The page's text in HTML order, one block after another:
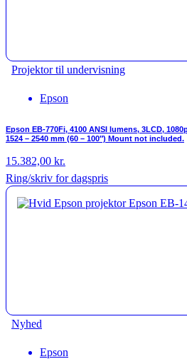
Projektor til undervisning
Epson
Epson EB-770Fi, 4100 ANSI lumens, 3LCD,
1524 – 2540 mm (60 – 100″) Mount not included.
15.382,00 kr.
Ring/skriv for dagspris
Nyhed
Epson